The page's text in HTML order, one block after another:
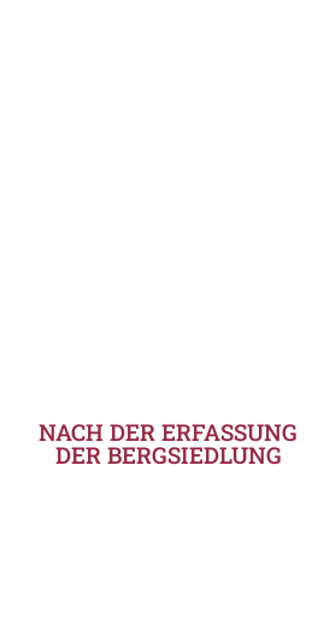
NACH DER ERFASSUNG
DER BERGSIEDLUNG